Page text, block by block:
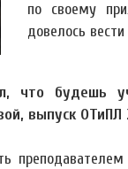
по своему
довелось
что будешь
выпуск ОТиПЛ